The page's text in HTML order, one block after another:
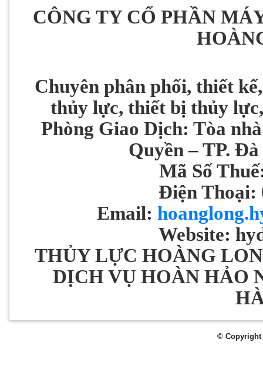
CÔNG TY CỔ PHẦN
Chuyên phân phối, thiết
thủy lực, thiết bị thủy
Phòng Giao Dịch: Tòa
Quyền – TP.
Mã Số
Điện Thoại:
Email:
Website:
THỦY LỰC HOÀNG
DỊCH VỤ HOÀN HẢO
© Copyright